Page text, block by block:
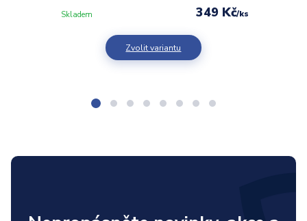
349 Kč/ks
Skladem
Zvolit variantu